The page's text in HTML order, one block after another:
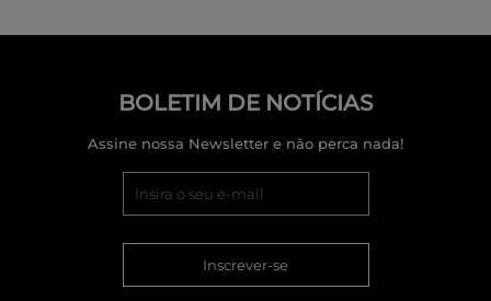
BOLETIM DE NOTÍCIAS
Assine nossa Newsletter e não perca nada!
Inscrever-se